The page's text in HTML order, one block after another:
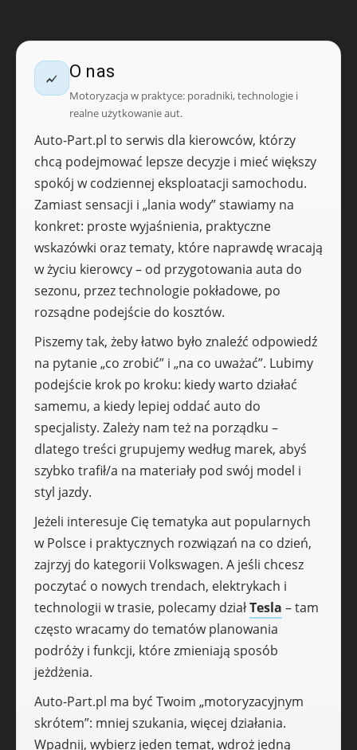
O nas
Motoryzacja w praktyce: poradniki, technologie i
realne użytkowanie aut.
Auto-Part.pl to serwis dla kierowców, którzy
chcą podejmować lepsze decyzje i mieć większy
spokój w codziennej eksploatacji samochodu.
Zamiast sensacji i „lania wody” stawiamy na
konkret: proste wyjaśnienia, praktyczne
wskazówki oraz tematy, które naprawdę wracają
w życiu kierowcy – od przygotowania auta do
sezonu, przez technologie pokładowe, po
rozsądne podejście do kosztów.
Piszemy tak, żeby łatwo było znaleźć odpowiedź
na pytanie „co zrobić” i „na co uważać”. Lubimy
podejście krok po kroku: kiedy warto działać
samemu, a kiedy lepiej oddać auto do
specjalisty. Zależy nam też na porządku –
dlatego treści grupujemy według marek, abyś
szybko trafił/a na materiały pod swój model i
styl jazdy.
Jeżeli interesuje Cię tematyka aut popularnych
w Polsce i praktycznych rozwiązań na co dzień,
zajrzyj do kategorii Volkswagen. A jeśli chcesz
poczytać o nowych trendach, elektrykach i
technologii w trasie, polecamy działTesla – tam
często wracamy do tematów planowania
podróży i funkcji, które zmieniają sposób
jeżdżenia.
Auto-Part.pl ma być Twoim „motoryzacyjnym
skrótem”: mniej szukania, więcej działania.
Wpadnij, wybierz jeden temat, wdroż jedną